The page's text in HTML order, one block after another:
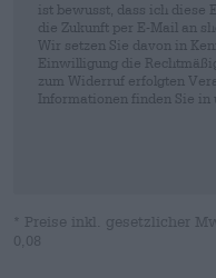
ist bewusst, dass ich
die Zukunft per E-Mail an
Wir setzen Sie davon in
Einwilligung die
zum Widerruf erfolgten
Informationen finden Sie in
* Preise inkl. gesetzlicher
0,08